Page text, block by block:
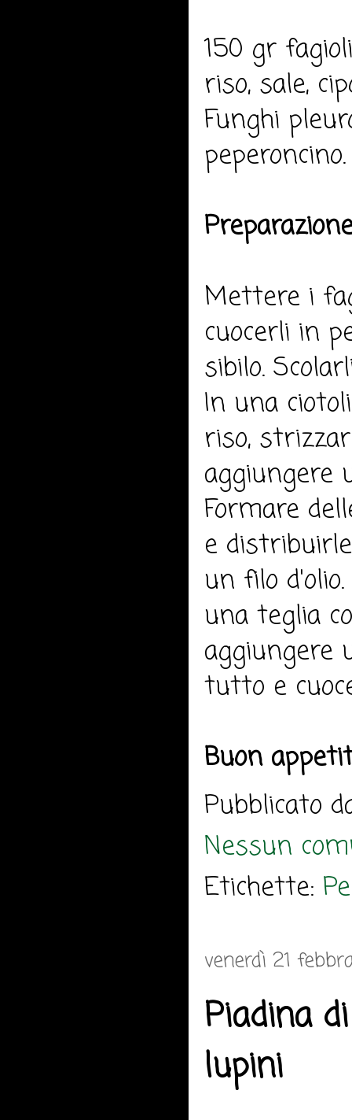
150 gr
riso, sale,
Funghi
peperoncino.
Mettere i
cuocerli in
sibilo.
In una
riso,
aggiungere
Formare
e
un filo
una teglia
aggiungere
tutto e
Buon
Pubblicato
Nessun
Etichette:
venerdì 21
Piadina
lupini